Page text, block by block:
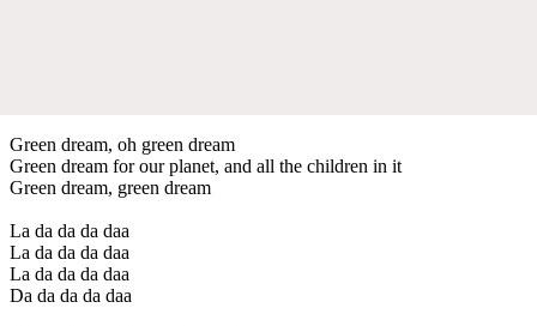
Green dream, oh green dream
Green dream for our planet, and all the children in it
Green dream, green dream
La da da da daa
La da da da daa
La da da da daa
Da da da da daa